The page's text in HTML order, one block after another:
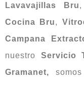
Lavavajillas Bru
Cocina Bru,
Campana
nuestro Servicio
Gramanet,